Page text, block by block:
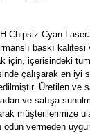
Chipsiz Cyan
baskı
için, içerisindeki
çalışarak en iyi
Üretilen ve
ve satışa
müşterilerimize
vermeden